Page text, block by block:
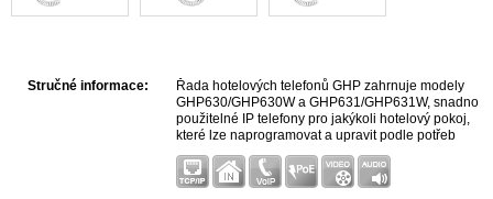
Stručné informace:
Řada hotelových telefonů GHP zahrnuje modely
GHP630/GHP630W a GHP631/GHP631W, snadno
použitelné IP telefony pro jakýkoli hotelový pokoj,
které lze naprogramovat a upravit podle potřeb
hotelů a jejich hostů. Tato řada obsahuje HD
reproduktor, 2 SIP účty...